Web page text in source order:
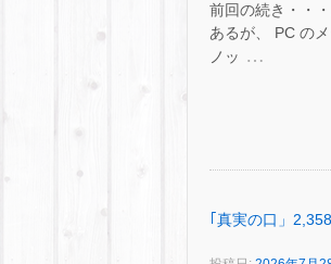
前回の続き・・
あるが、 PC の
ノッ …
｢真実の口」